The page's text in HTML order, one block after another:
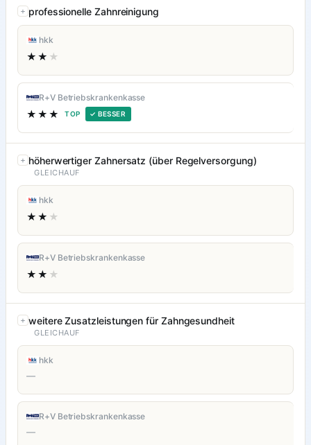
professionelle Zahnreinigung
hkk
★★ ★
R+V Betriebskrankenkasse
★★★ TOP ✓ BESSER
höherwertiger Zahnersatz (über Regelversorgung)
GLEICHAUF
hkk
★★ ★
R+V Betriebskrankenkasse
★★ ★
weitere Zusatzleistungen für Zahngesundheit
GLEICHAUF
hkk
—
R+V Betriebskrankenkasse
—